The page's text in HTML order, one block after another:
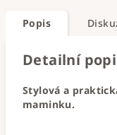
Popis
Detailní
Stylová a
maminku.